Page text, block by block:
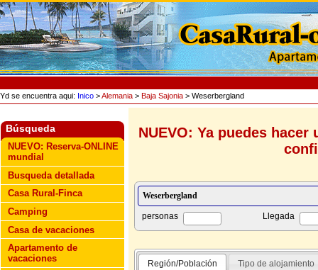
Yd se encuentra aqui: Inico >Alemania > Baja Sajonia > Weserbergland
Búsqueda
NUEVO: Reserva-ONLINE
mundial
Busqueda detallada
Casa Rural-Finca
Camping
Casa de vacaciones
Apartamento de
vacaciones
NUEVO: Ya puedes
personas Llegada
Región/Población Tipo de alojamiento